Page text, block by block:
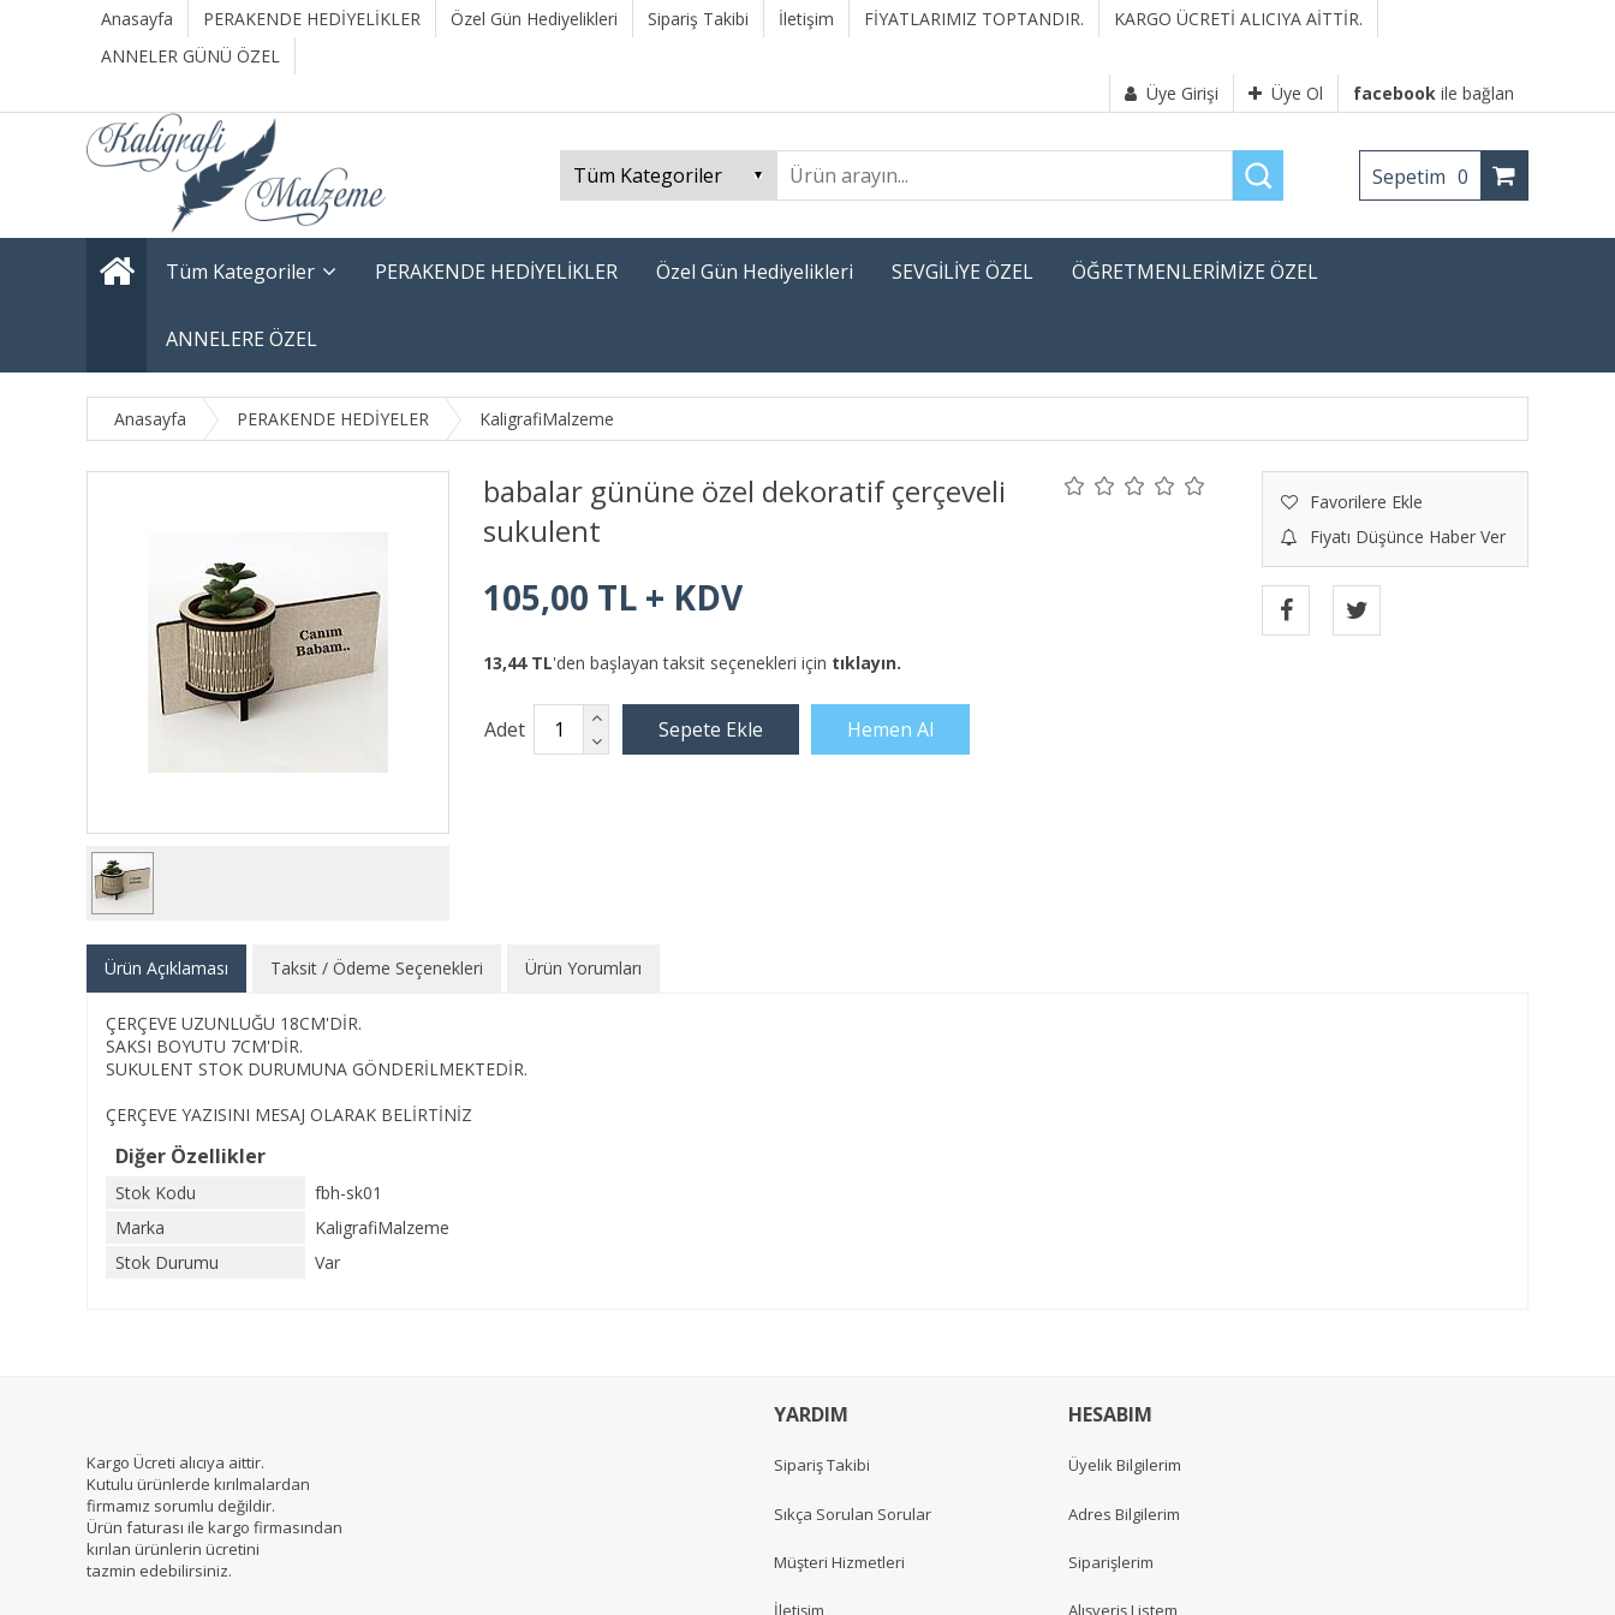
Anasayfa PERAKENDE HEDİYELİKLER Özel Gün Hediyelikleri Sipariş Takibi İletişim FİYATLARIMIZ TOPTANDIR.
KARGO ÜCRETİ ALICIYA AİTTİR.
ANNELER GÜNÜ ÖZEL
Üye Girişi
Üye Ol facebook ile bağlan
Sepetim 0
Tüm Kategoriler PERAKENDE HEDİYELİKLER Özel Gün Hediyelikleri SEVGİLİYE ÖZEL ÖĞRETMENLERİMİZE ÖZEL
ANNELERE ÖZEL
Anasayfa PERAKENDE HEDİYELER KaligrafiMalzeme
babalar gününe özel dekoratif çerçeveli
sukulent
Favorilere Ekle
Fiyatı Düşünce Haber Ver
105,00 TL + KDV
13,44 TL'den başlayan taksit seçenekleri için tıklayın.
Adet
Ürün Açıklaması Taksit / Ödeme Seçenekleri Ürün Yorumları
ÇERÇEVE UZUNLUĞU 18CM'DİR.
SAKSI BOYUTU 7CM'DİR.
SUKULENT STOK DURUMUNA GÖNDERİLMEKTEDİR.
ÇERÇEVE YAZISINI MESAJ OLARAK BELİRTİNİZ
Diğer Özellikler
Stok Kodu
fbh-sk01
Marka
KaligrafiMalzeme
Stok Durumu
Var
Kargo Ücreti alıcıya aittir.
Kutulu ürünlerde kırılmalardan
firmamız sorumlu değildir.
Ürün faturası ile kargo firmasından
kırılan ürünlerin ücretini
tazmin edebilirsiniz.
YARDIM
Sipariş Takibi
Sıkça Sorulan Sorular
Müşteri Hizmetleri
İletişim
HESABIM
Üyelik Bilgilerim
Adres Bilgilerim
Siparişlerim
Alışveriş Listem